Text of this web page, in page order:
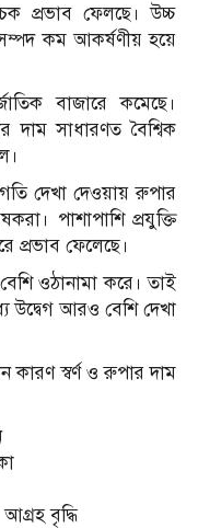
প্রভাব ফেলছে। উচ্চ
সম্পদ কম আকর্ষণীয় হয়ে
বাজারে কমেছে।
দাম সাধারণত বৈশ্বিক
দেখা দেওয়ায় রুপার
পাশাপাশি প্রযুক্তি
প্রভাব ফেলেছে।
ওঠানামা করে। তাই
উদ্বেগ আরও বেশি দেখা
কারণ স্বর্ণ ও রুপার দাম
বৃদ্ধি